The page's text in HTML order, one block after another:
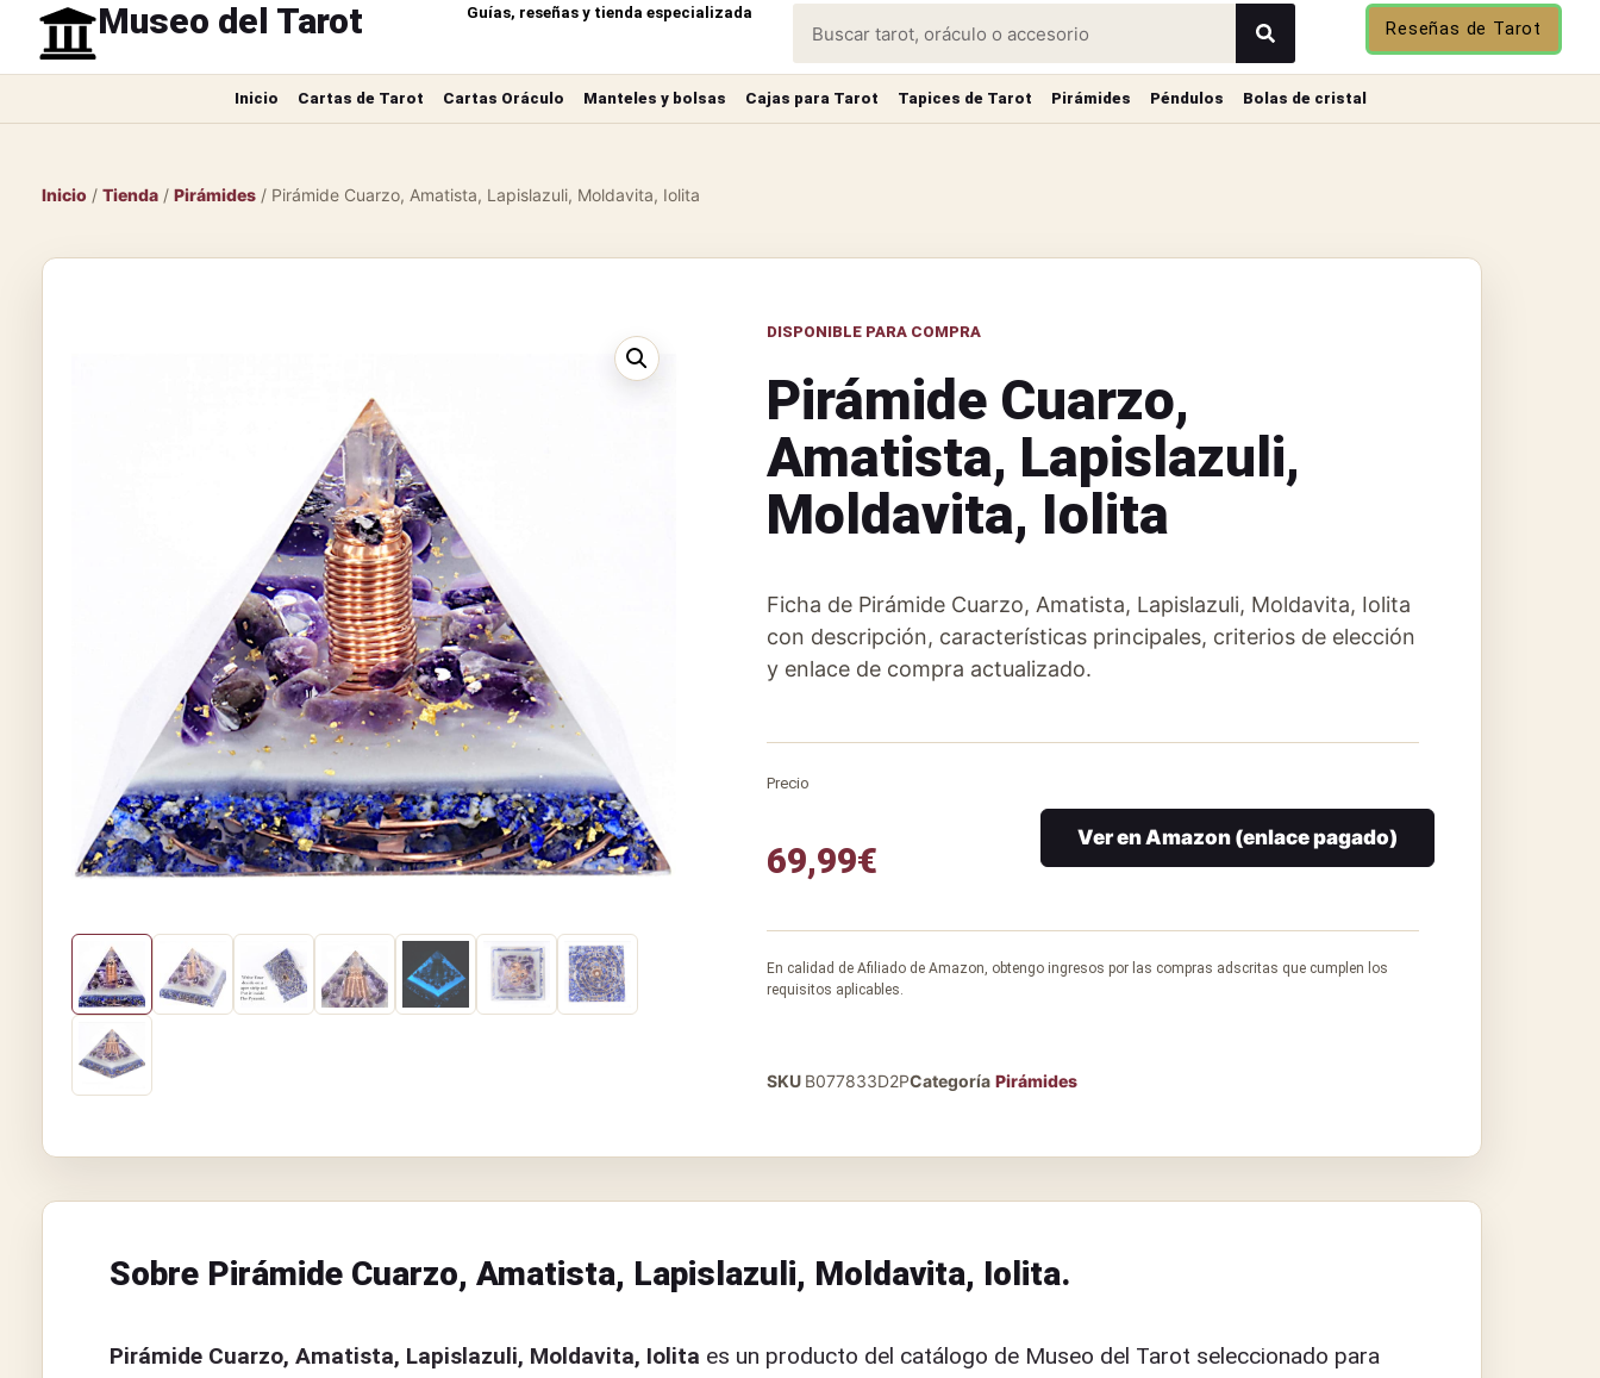
Museo del Tarot Guías, reseñas y tienda especializada
Reseñas de Tarot
Inicio Cartas de Tarot Cartas Oráculo Manteles y bolsas Cajas para Tarot Tapices de Tarot Pirámides Péndulos Bolas de cristal
Inicio / Tienda / Pirámides / Pirámide Cuarzo, Amatista, Lapislazuli, Moldavita, Iolita
DISPONIBLE PARA COMPRA
Pirámide Cuarzo,
Amatista, Lapislazuli,
Moldavita, Iolita
Ficha de Pirámide Cuarzo, Amatista, Lapislazuli, Moldavita, Iolita
con descripción, características principales, criterios de elección
y enlace de compra actualizado.
Precio
69,99€
Ver en Amazon (enlace pagado)
En calidad de Afiliado de Amazon, obtengo ingresos por las compras adscritas que cumplen los
requisitos aplicables.
SKU B077833D2PCategoría Pirámides
Sobre Pirámide Cuarzo, Amatista, Lapislazuli, Moldavita, Iolita.
Pirámide Cuarzo, Amatista, Lapislazuli, Moldavita, Iolita es un producto del catálogo de Museo del Tarot seleccionado para